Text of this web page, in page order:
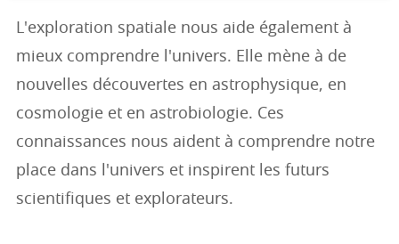
L'exploration spatiale nous aide également à
mieux comprendre l'univers. Elle mène à de
nouvelles découvertes en astrophysique, en
cosmologie et en astrobiologie. Ces
connaissances nous aident à comprendre notre
place dans l'univers et inspirent les futurs
scientifiques et explorateurs.